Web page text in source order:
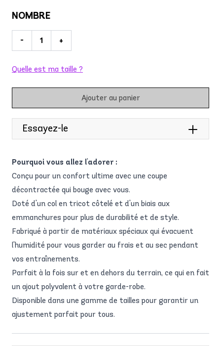
NOMBRE
- +
Quelle est ma taille ?
Ajouter au panier
Essayez-le
Pourquoi vous allez l'adorer :
Conçu pour un confort ultime avec une coupe
décontractée qui bouge avec vous.
Doté d'un col en tricot côtelé et d'un biais aux
emmanchures pour plus de durabilité et de style.
Fabriqué à partir de matériaux spéciaux qui évacuent
l'humidité pour vous garder au frais et au sec pendant
vos entraînements.
Parfait à la fois sur et en dehors du terrain, ce qui en fait
un ajout polyvalent à votre garde-robe.
Disponible dans une gamme de tailles pour garantir un
ajustement parfait pour tous.